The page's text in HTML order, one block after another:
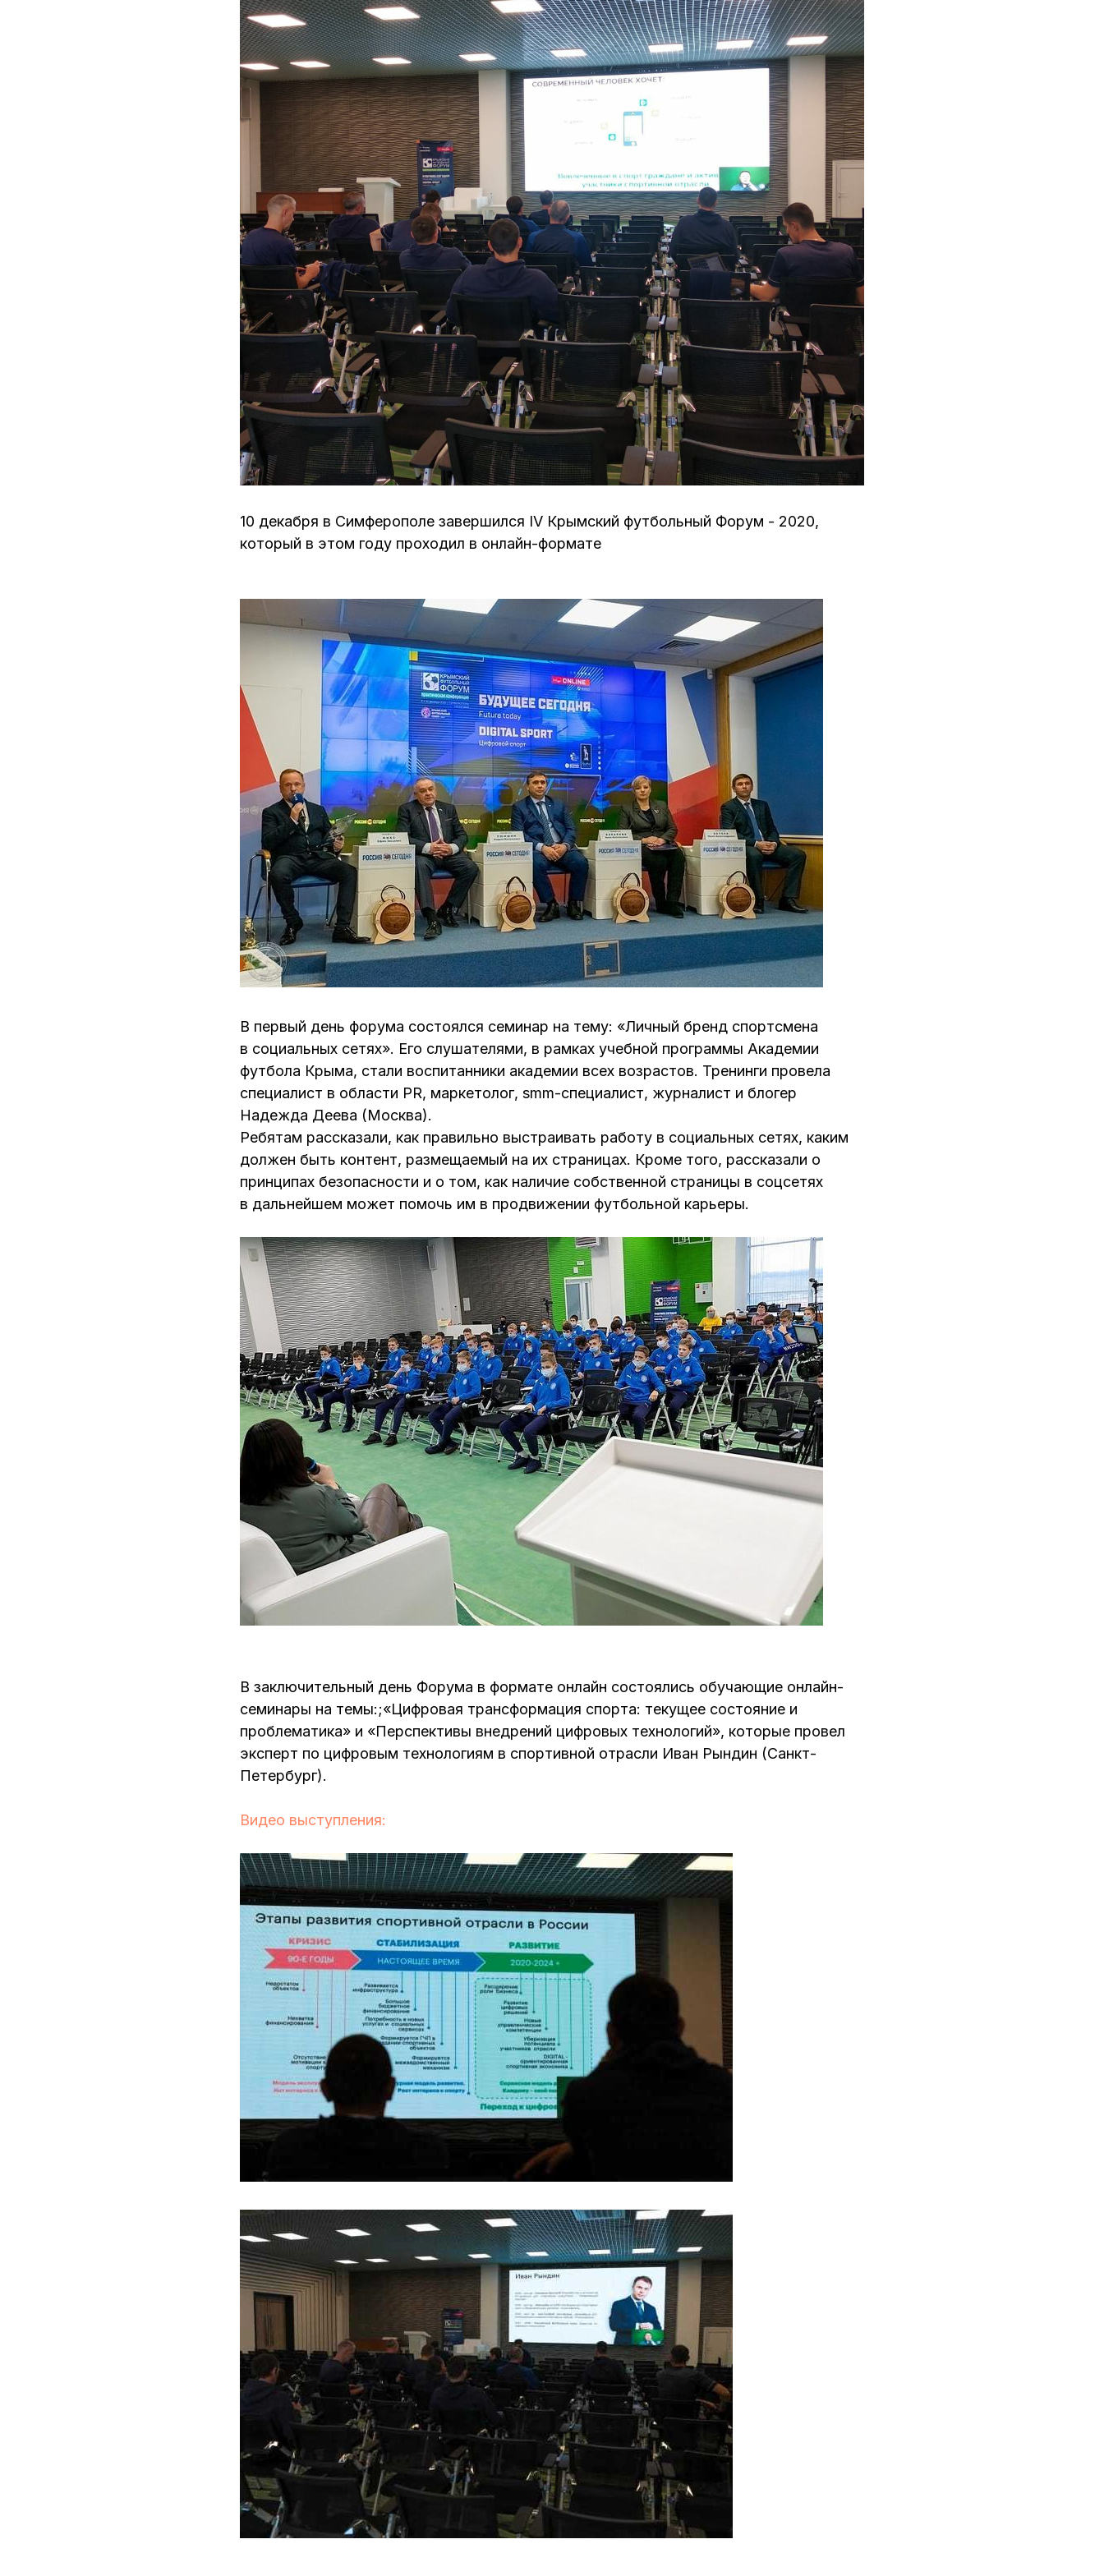
10 декабря в Симферополе завершился IV Крымский футбольный Форум - 2020,
который в этом году проходил в онлайн-формате
В первый день форума состоялся семинар на тему: «Личный бренд спортсмена
в социальных сетях». Его слушателями, в рамках учебной программы Академии
футбола Крыма, стали воспитанники академии всех возрастов. Тренинги провела
специалист в области PR, маркетолог, smm-специалист, журналист и блогер
Надежда Деева (Москва).
Ребятам рассказали, как правильно выстраивать работу в социальных сетях, каким
должен быть контент, размещаемый на их страницах. Кроме того, рассказали о
принципах безопасности и о том, как наличие собственной страницы в соцсетях
в дальнейшем может помочь им в продвижении футбольной карьеры.
В заключительный день Форума в формате онлайн состоялись обучающие онлайн-
семинары на темы:;«Цифровая трансформация спорта: текущее состояние и
проблематика» и «Перспективы внедрений цифровых технологий», которые провел
эксперт по цифровым технологиям в спортивной отрасли Иван Рындин (Санкт-
Петербург).
Видео выступления: